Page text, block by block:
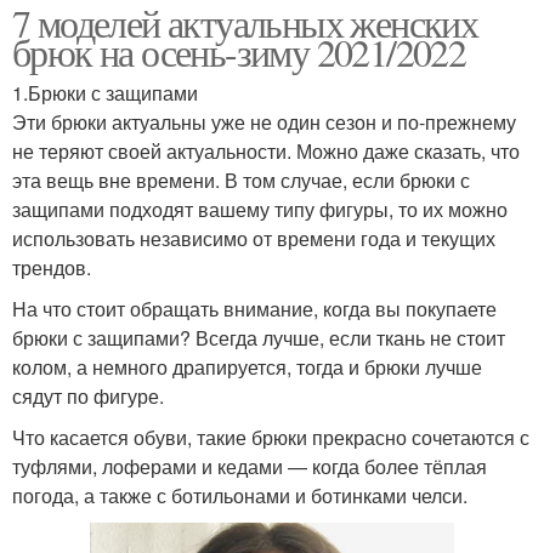
7 моделей актуальных женских
брюк на осень-зиму 2021/2022
1.Брюки с защипами
Эти брюки актуальны уже не один сезон и по-прежнему
не теряют своей актуальности. Можно даже сказать, что
эта вещь вне времени. В том случае, если брюки с
защипами подходят вашему типу фигуры, то их можно
использовать независимо от времени года и текущих
трендов.
На что стоит обращать внимание, когда вы покупаете
брюки с защипами? Всегда лучше, если ткань не стоит
колом, а немного драпируется, тогда и брюки лучше
сядут по фигуре.
Что касается обуви, такие брюки прекрасно сочетаются с
туфлями, лоферами и кедами — когда более тёплая
погода, а также с ботильонами и ботинками челси.